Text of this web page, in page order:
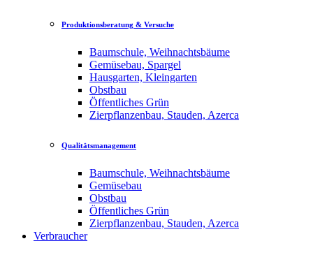
Produktionsberatung & Versuche
Baumschule, Weihnachtsbäume
Gemüsebau, Spargel
Hausgarten, Kleingarten
Obstbau
Öffentliches Grün
Zierpflanzenbau, Stauden, Azerca
Qualitätsmanagement
Baumschule, Weihnachtsbäume
Gemüsebau
Obstbau
Öffentliches Grün
Zierpflanzenbau, Stauden, Azerca
Verbraucher